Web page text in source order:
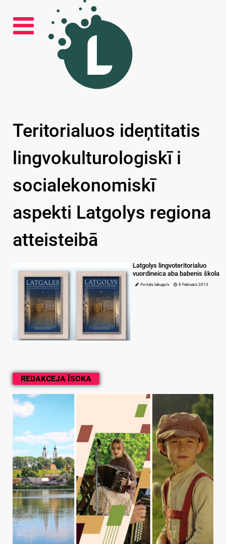
REDAKCEJA ĪSOKA
Teritorialuos ideņtitatis
lingvokulturologiskī i
socialekonomiskī
aspekti Latgolys regiona
atteisteibā
Latgolys lingvoteritorialuo
vuordineica aba babenis škola
Portals lakuga.lv 8 Februars 2013